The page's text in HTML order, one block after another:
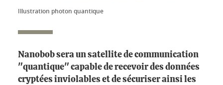
Illustration photon quantique
Nanobob sera un satellite de communication
"quantique" capable de recevoir des données
cryptées inviolables et de sécuriser ainsi les